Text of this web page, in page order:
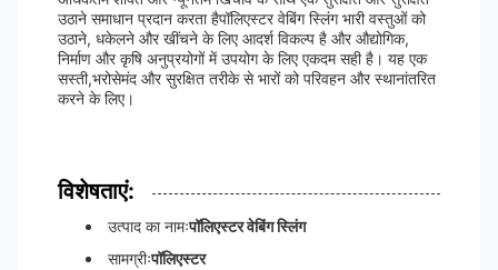
उठाने समाधान प्रदान करता हैपॉलिएस्टर वेबिंग स्लिंग भारी वस्तुओं को
उठाने, धकेलने और खींचने के लिए आदर्श विकल्प है और औद्योगिक,
निर्माण और कृषि अनुप्रयोगों में उपयोग के लिए एकदम सही है। यह एक
सस्ती,भरोसेमंद और सुरक्षित तरीके से भारों को परिवहन और स्थानांतरित
करने के लिए।
विशेषताएं:
उत्पाद का नामःपॉलिएस्टर वेबिंग स्लिंग
सामग्रीःपॉलिएस्टर